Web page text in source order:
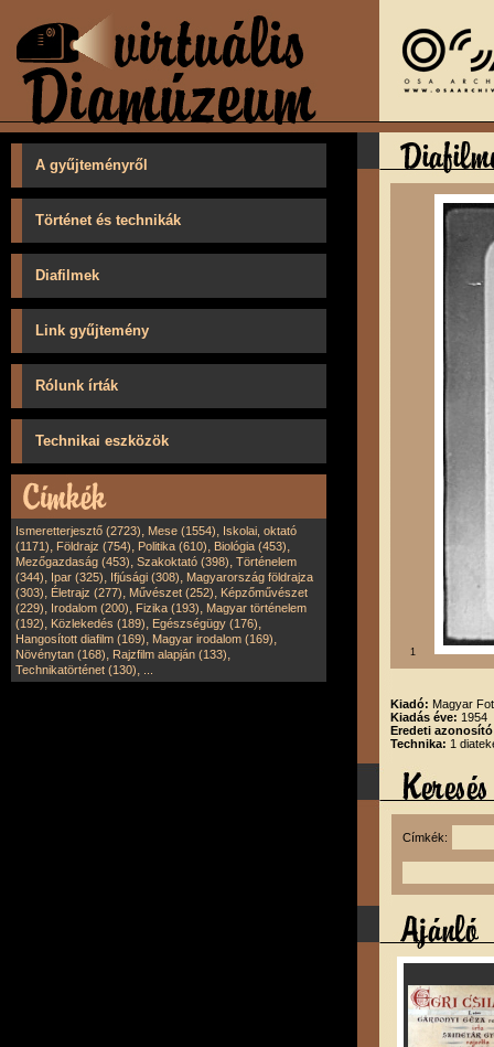
A gyűjteményről
Történet és technikák
Diafilmek
Link gyűjtemény
Rólunk írták
Technikai eszközök
Ismeretterjesztő (2723), Mese (1554), Iskolai, oktató
(1171), Földrajz (754), Politika (610), Biológia (453),
Mezőgazdaság (453), Szakoktató (398), Történelem
(344), Ipar (325), Ifjúsági (308), Magyarország földrajza
(303), Életrajz (277), Művészet (252), Képzőművészet
(229), Irodalom (200), Fizika (193), Magyar történelem
(192), Közlekedés (189), Egészségügy (176),
Hangosított diafilm (169), Magyar irodalom (169),
Növénytan (168), Rajzfilm alapján (133),
Technikatörténet (130),
1
Kiadó: Magyar
Kiadás éve: 1954
Eredeti
Technika: 1
Címkék: